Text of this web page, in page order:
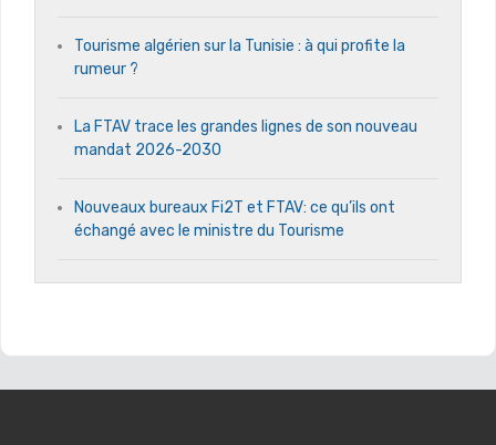
Tourisme algérien sur la Tunisie : à qui profite la
rumeur ?
La FTAV trace les grandes lignes de son nouveau
mandat 2026-2030
Nouveaux bureaux Fi2T et FTAV: ce qu’ils ont
échangé avec le ministre du Tourisme